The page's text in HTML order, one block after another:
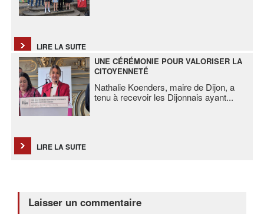
LIRE LA SUITE
UNE CÉRÉMONIE POUR VALORISER LA
CITOYENNETÉ
Nathalie Koenders, maire de Dijon, a
tenu à recevoir les Dijonnais ayant...
LIRE LA SUITE
Laisser un commentaire